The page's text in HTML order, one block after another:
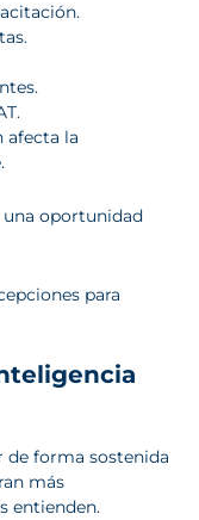
afecta la
una oportunidad
para
de forma sostenida
más
entienden.